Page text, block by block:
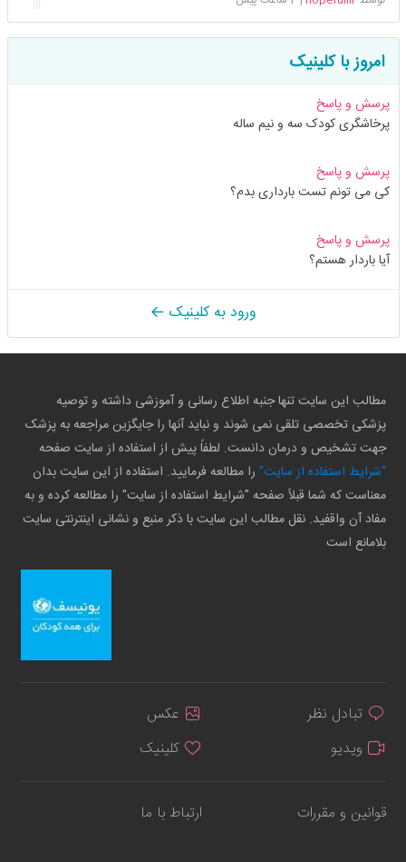
امروز با کلینیک
پرسش و پاسخ
پرخاشگری کودک سه و نیم ساله
پرسش و پاسخ
کی می تونم تست بارداری بدم؟
پرسش و پاسخ
آیا باردار هستم؟
ورود به کلینیک
مطالب این سایت تنها جنبه اطلاع رسانی و آموزشی داشته و توصیه
پزشکی تخصصی تلقی نمی شوند و نباید آنها را جایگزین مراجعه به پزشک
جهت تشخیص و درمان دانست. لطفاً پیش از استفاده از سایت صفحه
"شرایط استفاده از سایت" را مطالعه فرمایید. استفاده از این سایت بدان
معناست که شما قبلاً صفحه "شرایط استفاده از سایت" را مطالعه کرده و به
مفاد آن واقفید. نقل مطالب این سایت با ذکر منبع و نشانی اینترنتی سایت
بلامانع است
تبادل نظر
عکس
ویدیو
کلینیک
قوانین و مقررات ارتباط با ما